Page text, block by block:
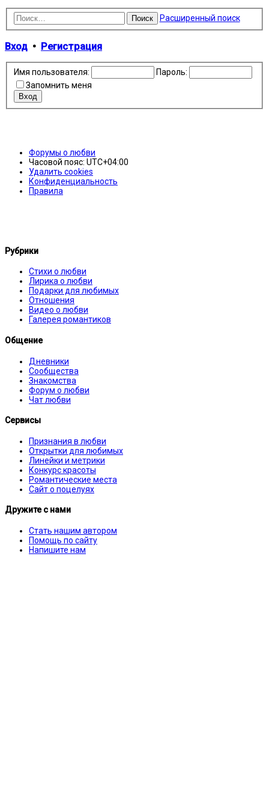
Поиск Расширенный поиск
Вход • Регистрация
Имя пользователя:
Пароль:
Запомнить меня
Форумы о любви
Часовой пояс: UTC+04:00
Удалить cookies
Конфиденциальность
Правила
Рубрики
Стихи о любви
Лирика о любви
Подарки для любимых
Отношения
Видео о любви
Галерея романтиков
Общение
Дневники
Сообщества
Знакомства
Форум о любви
Чат любви
Сервисы
Признания в любви
Открытки для любимых
Линейки и метрики
Конкурс красоты
Романтические места
Сайт о поцелуях
Дружите с нами
Стать нашим автором
Помощь по сайту
Напишите нам